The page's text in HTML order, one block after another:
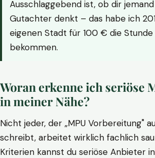
Ausschlaggebend ist, ob dir
Gutachter denkt – das habe ich
eigenen Stadt für 100 € die
bekommen.
Woran erkenne ich seriöse
in meiner Nähe?
Nicht jeder, der „MPU Vorbereitung"
schreibt, arbeitet wirklich fachlich
Kriterien kannst du seriöse Anbieter